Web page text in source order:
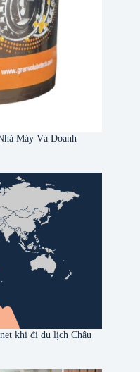
Máy Và Doanh
khi đi du lịch Châu